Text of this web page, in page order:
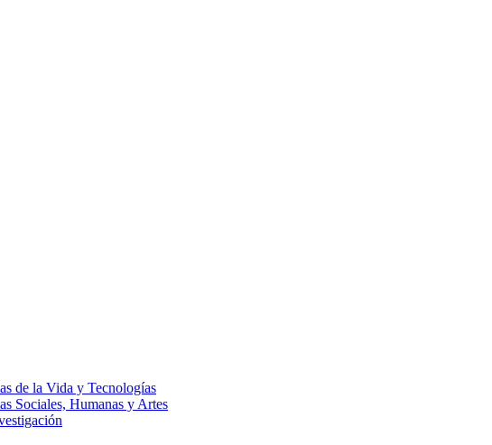
de la Vida y Tecnologías
Sociales, Humanas y Artes